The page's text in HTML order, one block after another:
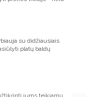
su didžiausiais
platų baldų
jums teikiamų